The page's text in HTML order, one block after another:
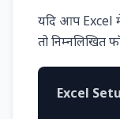
यदि आप Excel
तो निम्नलिखित
Excel